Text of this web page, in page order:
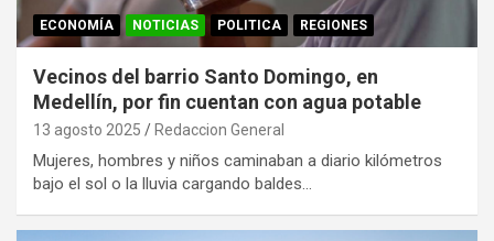
ECONOMÍA NOTICIAS POLITICA REGIONES
Vecinos del barrio Santo Domingo, en
Medellín, por fin cuentan con agua potable
13 agosto 2025 Redaccion General
Mujeres, hombres y niños caminaban a diario kilómetros
bajo el sol o la lluvia cargando baldes…